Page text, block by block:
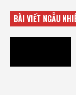
BÀI VIẾT NGẪU